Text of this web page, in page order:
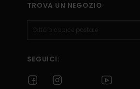
TROVA UN NEGOZIO
SEGUICI: